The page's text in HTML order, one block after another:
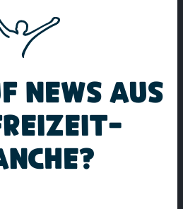
NEWS AUS